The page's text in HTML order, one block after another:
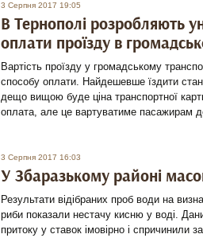
3 Серпня 2017 19:05
В Тернополі розробляють
оплати проїзду в
Вартість проїзду у громадському
способу оплати. Найдешевше їздити
дещо вищою буде ціна транспортної
оплата, але це вартуватиме пасажирам
3 Серпня 2017 16:03
У Збаразькому районі
Результати відібраних проб води на
риби показали нестачу кисню у воді.
притоку у ставок імовірно і спричинили